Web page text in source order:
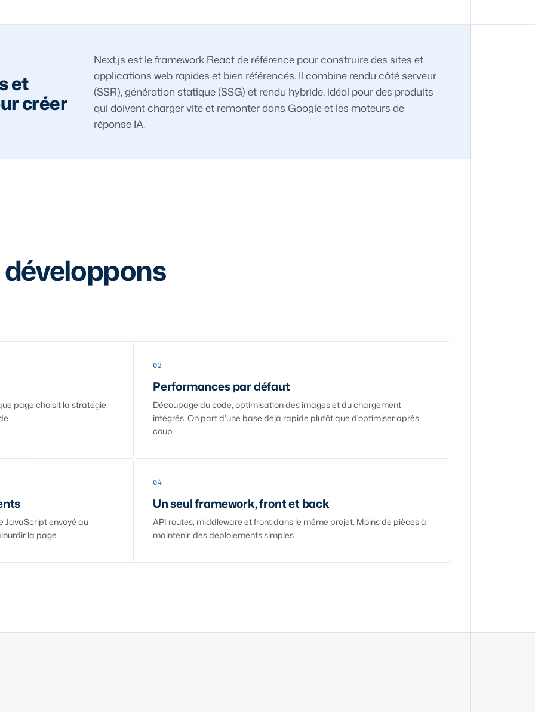
et
créer
Next.js est le framework React de référence pour construire des sites et
applications web rapides et bien référencés. Il combine rendu côté serveur
(SSR), génération statique (SSG) et rendu hybride, idéal pour des produits
qui doivent charger vite et remonter dans Google et les moteurs de
réponse IA.
page choisit la stratégie
02
Performances par défaut
Découpage du code, optimisation des images et du chargement
intégrés. On part d'une base déjà rapide plutôt que d'optimiser après
coup.
JavaScript envoyé au
la page.
04
Un seul framework, front et back
API routes, middleware et front dans le même projet. Moins de pièces à
maintenir, des déploiements simples.